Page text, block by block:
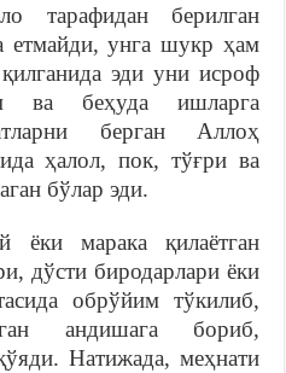
тарафидан берилган
етмайди, унга шукр ҳам
эди уни исроф
ва беҳуда ишларга
берган Аллоҳ
ҳалол, пок, тўғри ва
бўлар эди.
ёки марака қилаётган
дўсти биродарлари ёки
обрўйим тўкилиб,
андишага бориб,
Натижада, меҳнати